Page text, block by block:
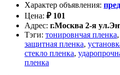
Характер объявления:
Цена: ₽101
Адрес: г.Москва 2-я
Тэги: тонировнчая пленка,
защитная пленка,
стекло пленка,
пленка